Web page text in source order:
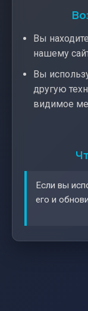
Вы
нашему
Вы
другую
видимое
Если вы
его и